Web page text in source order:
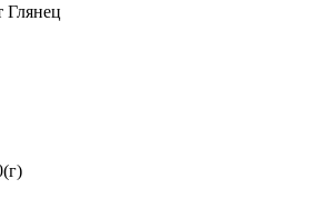
Глянец